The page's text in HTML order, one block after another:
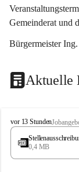
Gemeinderat und
Bürgermeister
Aktuelle
S
t
s
vor 13 Stunden
0,4 MB